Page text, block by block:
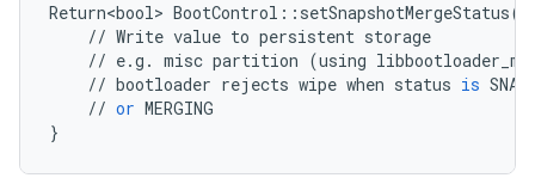
Return<bool> BootControl :: setSnapshotMergeStatus(
// Write value to persistent storage
// e.g . misc partition (using
// bootloader rejects wipe when status is
// or MERGING
}